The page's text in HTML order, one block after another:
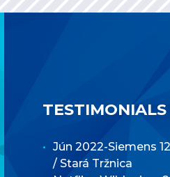
TESTIMONIALS
Jún 2022-Siemens
/ Stará Tržnica